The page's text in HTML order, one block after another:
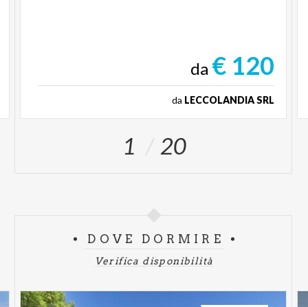
da € 120
da LECCOLANDIA SRL
1 20
DOVE DORMIRE
Verifica disponibilità